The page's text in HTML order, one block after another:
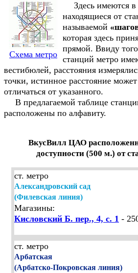
Схема метро
Здесь имеются в
находящиеся от
называемой
которая здесь
прямой. Ввиду
станций метро
вестибюлей, расстояния
точки, истинное расстояние может
отличаться от указанного.
В предлагаемой таблице
расположены по алфавиту.
ВкусВилл ЦАО
доступности (500 м.) от
ст. метро
Александровский сад
(Филевская линия)
Магазины:
Кисловский Б. пер., 4, с. 1 -
ст. метро
Арбатская
(Арбатско-Покровская линия)